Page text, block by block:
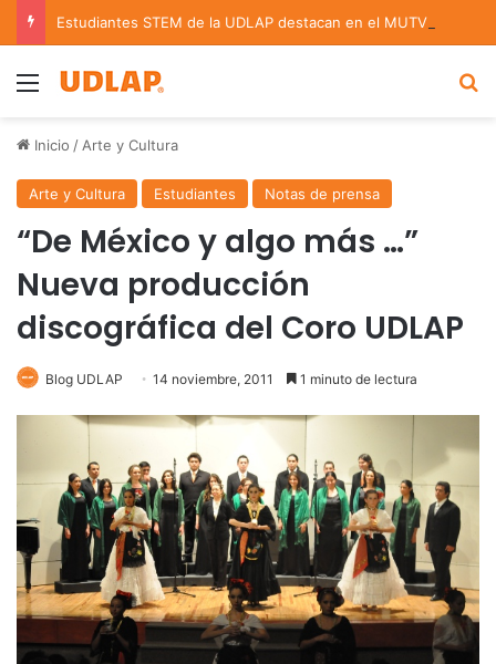
Menu
Inicio / Arte y Cultura
Arte y Cultura Estudiantes Notas de prensa
“De México y algo más …”
Nueva producción
discográfica del Coro UDLAP
Blog UDLAP 14 noviembre, 2011 1 minuto de lectura